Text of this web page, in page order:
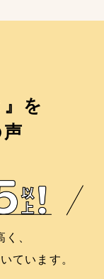
を
、
ています。